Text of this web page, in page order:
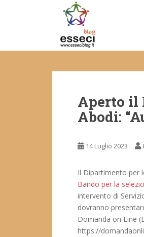
t
Aperto il
Abodi:
14 Luglio 2023
Il Dipartimento per
Bando per la
intervento di
dovranno
Domanda on Line
https://